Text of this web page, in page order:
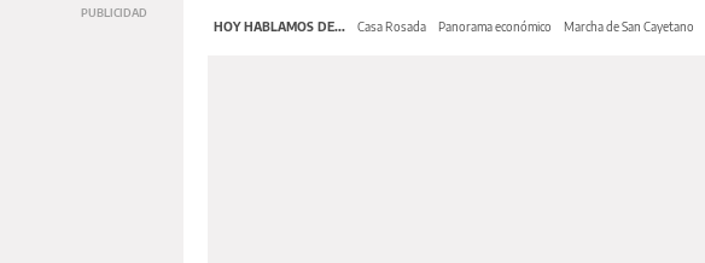
HOY HABLAMOS DE... Casa Rosada Panorama económico Marcha de San Cayetano